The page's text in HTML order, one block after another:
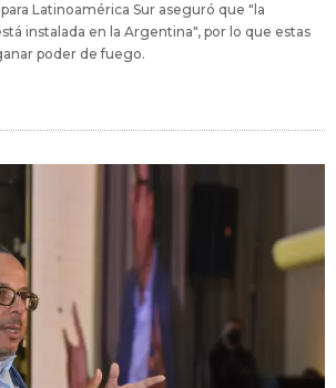
Latinoamérica Sur aseguró que "la
instalada en la Argentina", por lo que estas
poder de fuego.